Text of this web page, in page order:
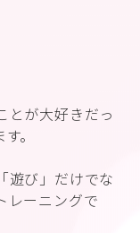
とが大好きだっ
。
遊び」だけでな
レーニングで